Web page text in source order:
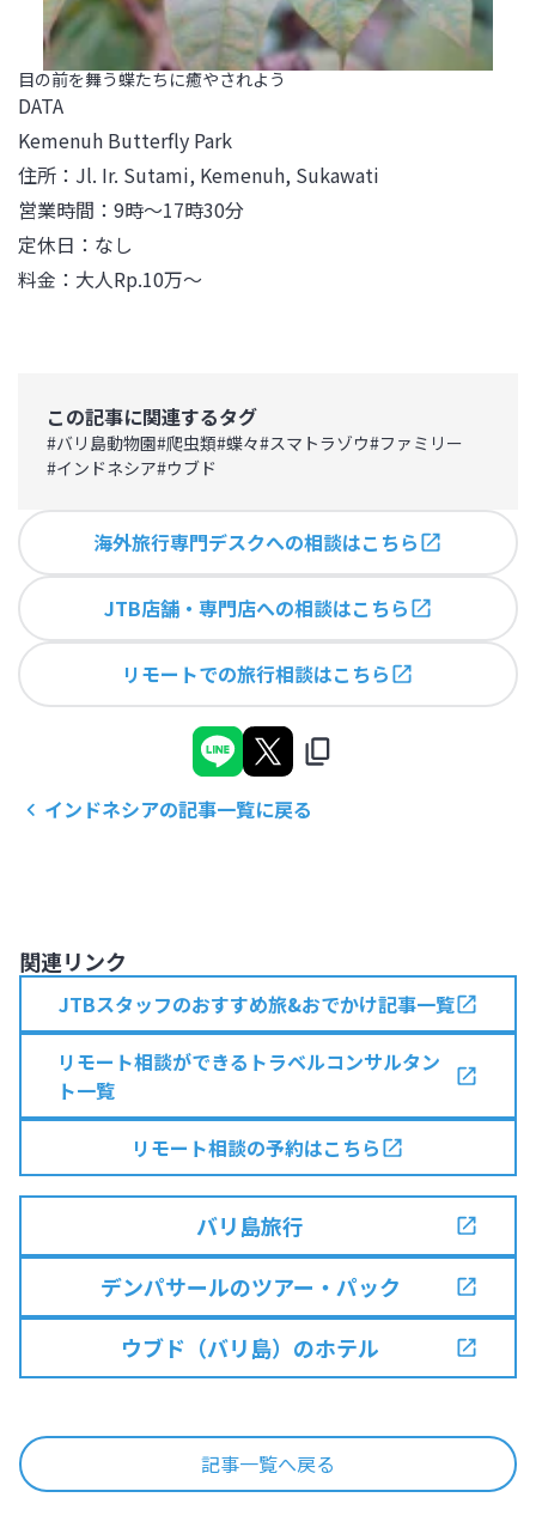
目の前を舞う蝶たちに癒やされよう
DATA
Kemenuh Butterfly Park
住所：Jl. Ir. Sutami, Kemenuh, Sukawati
営業時間：9時～17時30分
定休日：なし
料金：大人Rp.10万～
この記事に関連するタグ
#バリ島動物園#爬虫類#蝶々#スマトラゾウ#ファミリー
#インドネシア#ウブド
海外旅行専門デスクへの相談はこちら
JTB店舗・専門店への相談はこちら
リモートでの旅行相談はこちら
インドネシアの記事一覧に戻る
関連リンク
JTBスタッフのおすすめ旅&おでかけ記事一覧
リモート相談ができるトラベルコンサルタン
ト一覧
リモート相談の予約はこちら
バリ島旅行
デンパサールのツアー・パック
ウブド（バリ島）のホテル
記事一覧へ戻る